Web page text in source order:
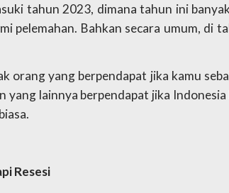
tahun 2023, dimana tahun ini
pelemahan. Bahkan secara umum, di
orang yang berpendapat jika kamu
yang lainnya berpendapat jika
Resesi